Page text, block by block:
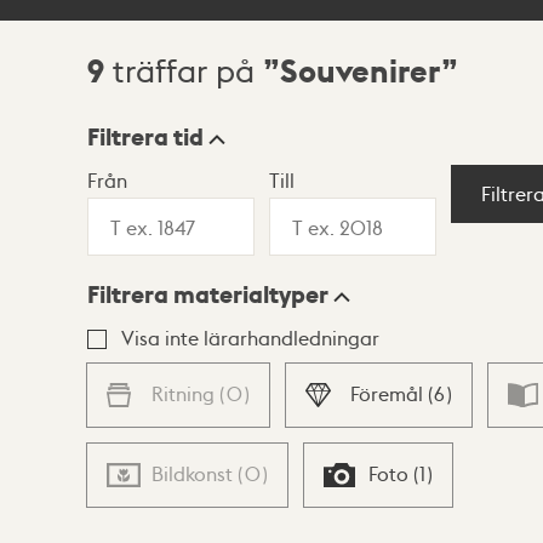
Sökresultat
9 träffar på Souvenirer
Visningsläge
Lista Karta
Filtrera tid
Från Till
Filtrera materialtyper
Visa inte lärarhandledningar
Ritning (0) Föremål (6)
Bildkonst (0) Foto (1)